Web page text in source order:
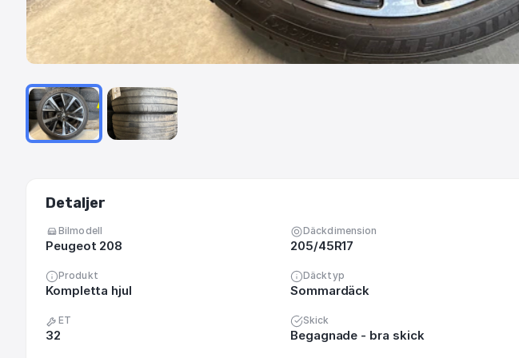
Detaljer
Bilmodell
Peugeot 208
Däckdimension
205/45R17
Produkt
Kompletta hjul
Däcktyp
Sommardäck
ET
32
Skick
Begagnade - bra skick